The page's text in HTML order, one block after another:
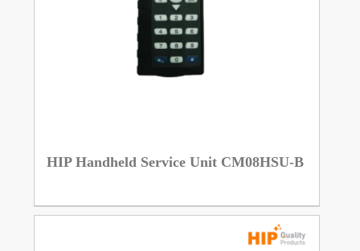
HIP Handheld Service Unit CM08HSU-B